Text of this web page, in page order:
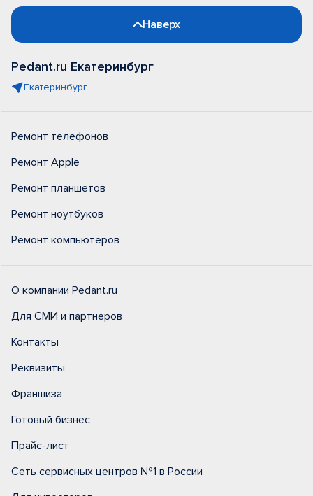
Наверх
Pedant.ru Екатеринбург
Екатеринбург
Ремонт телефонов
Ремонт Apple
Ремонт планшетов
Ремонт ноутбуков
Ремонт компьютеров
О компании Pedant.ru
Для СМИ и партнеров
Контакты
Реквизиты
Франшиза
Готовый бизнес
Прайс-лист
Сеть сервисных центров №1 в России